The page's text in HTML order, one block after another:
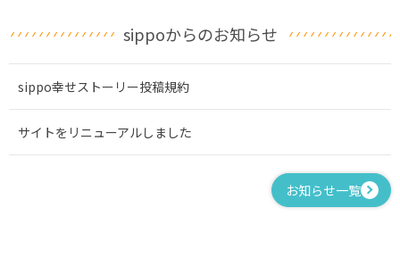
sippoからのお知らせ
sippo幸せストーリー投稿規約
サイトをリニューアルしました
お知らせ一覧